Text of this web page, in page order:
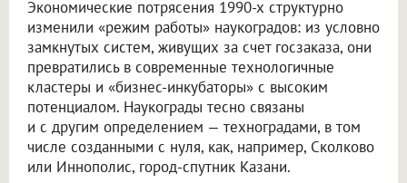
Экономические потрясения 1990-х структурно
изменили «режим работы» наукоградов: из условно
замкнутых систем, живущих за счет госзаказа, они
превратились в современные технологичные
кластеры и «бизнес-инкубаторы» с высоким
потенциалом. Наукограды тесно связаны
и с другим определением — техноградами, в том
числе созданными с нуля, как, например, Сколково
или Иннополис, город-спутник Казани.